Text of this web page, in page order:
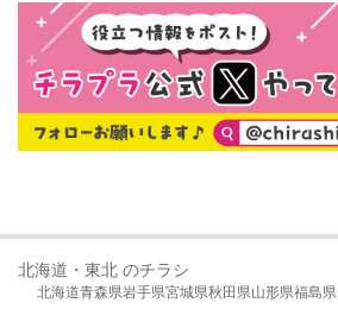
北海道・東北 のチラシ
北海道青森県岩手県宮城県秋田県山形県福島県